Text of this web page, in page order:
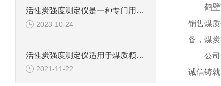
鹤
销售煤
备，煤
公
诚信铸
活性炭强度测定仪是一种专门用于测定活性炭吸附性能的设备
2023-10-24
活性炭强度测定仪适用于煤质颗粒活性炭强度的测定
2021-11-22